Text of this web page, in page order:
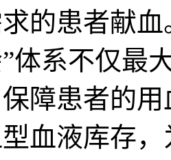
的患者献
体系不仅最
障患者的
血液库存